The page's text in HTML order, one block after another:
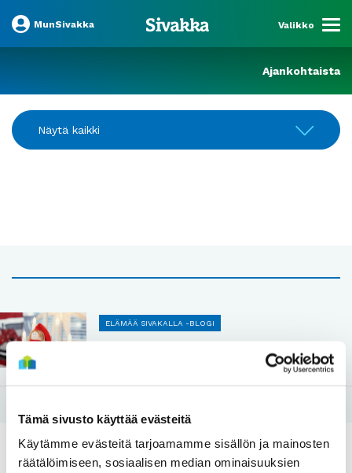
Tämä sivusto käyttää evästeitä
Käytämme evästeitä tarjoamamme sisällön ja mainosten
räätälöimiseen, sosiaalisen median ominaisuuksien
MunSivakka Valikko
Ajankohtaista
Näytä kaikki
ELÄMÄÄ SIVAKALLA -BLOGI
Arkistot